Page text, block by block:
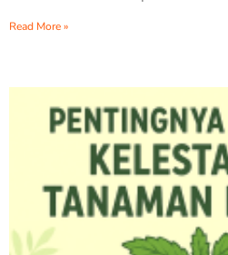
Read More »